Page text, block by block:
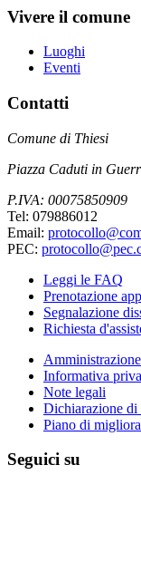
Vivere il comune
Luoghi
Eventi
Contatti
Comune di Thiesi
Piazza Caduti in
P.IVA: 00075850909
Tel: 079886012
Email:
PEC:
Leggi le FAQ
Prenotazione
Segnalazione
Richiesta
Informativa
Note legali
Dichiarazione di
Piano di
Seguici su